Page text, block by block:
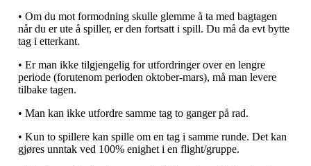
• Om du mot formodning skulle glemme å ta med bagtagen
når du er ute å spiller, er den fortsatt i spill. Du må da evt bytte
tag i etterkant.
• Er man ikke tilgjengelig for utfordringer over en lengre
periode (forutenom perioden oktober-mars), må man levere
tilbake tagen.
• Man kan ikke utfordre samme tag to ganger på rad.
• Kun to spillere kan spille om en tag i samme runde. Det kan
gjøres unntak ved 100% enighet i en flight/gruppe.